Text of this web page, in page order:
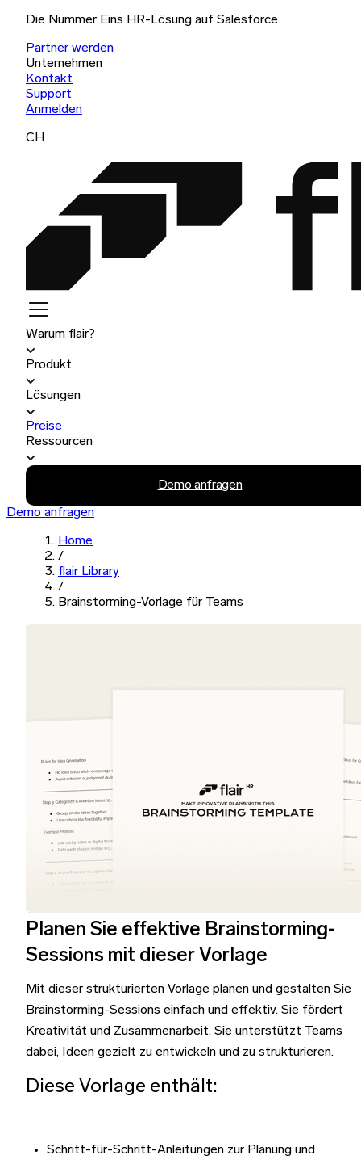
Die Nummer Eins HR-Lösung auf Salesforce
Partner werden
Unternehmen
Kontakt
Support
Anmelden
CH
Warum flair?
Produkt
Lösungen
Preise
Ressourcen
Demo anfragen
Demo anfragen
Home
/
flair Library
/
Brainstorming-Vorlage für Teams
Planen Sie effektive Brainstorming-
Sessions mit dieser Vorlage
Mit dieser strukturierten Vorlage planen und gestalten Sie
Brainstorming-Sessions einfach und effektiv. Sie fördert
Kreativität und Zusammenarbeit. Sie unterstützt Teams
dabei, Ideen gezielt zu entwickeln und zu strukturieren.
Diese Vorlage enthält:
Schritt-für-Schritt-Anleitungen zur Planung und